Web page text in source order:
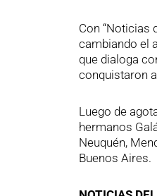
Con “Noticias
cambiando el
que dialoga
conquistaron
Luego de
hermanos
Neuquén,
Buenos Aires.